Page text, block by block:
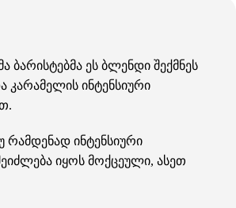
ეს ბლენდი შექმნეს
ინტენსიური
რამდენად ინტენსიური
იყოს მოქცეული, ასეთ